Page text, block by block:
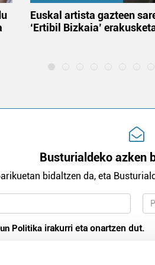
Euskal artista gazteen
‘Ertibil Bizkaia’
Busturialdeko azken
bidaltzen da, eta
Politika irakurri eta onartzen dut.